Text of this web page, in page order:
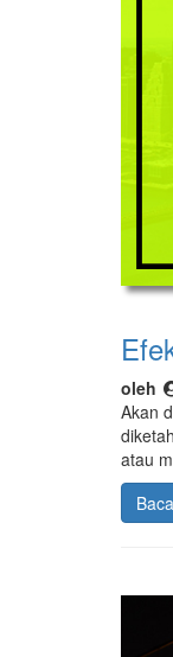
oleh
Akan
atau